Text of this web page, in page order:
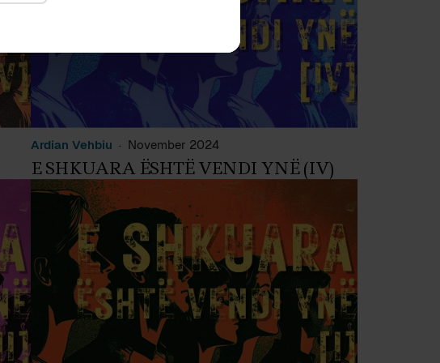
Ardian Vehbiu November 2024
E SHKUARA ËSHTË VENDI YNË (IV)